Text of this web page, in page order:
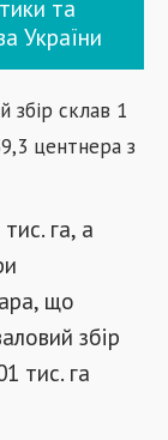
та
України
збір склав 1
центнера з
га, а
що
збір
тис. га